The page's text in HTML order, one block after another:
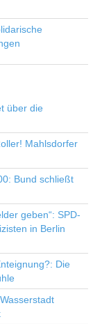
über die
Mahlsdorfer
Bund schließt
geben“: SPD-
in Berlin
Die